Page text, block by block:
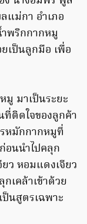
แม่กา อำเภอ
ำพริกกากหมู
เป็นลูกมือ เพื่อ
มู มาเป็นระยะ
ที่ติดใจของลูกค้า
หมักกากหมูที่
อนนำไปคลุก
ว หอมแดงเจียว
เคล้าเข้าด้วย
นสูตรเฉพาะ